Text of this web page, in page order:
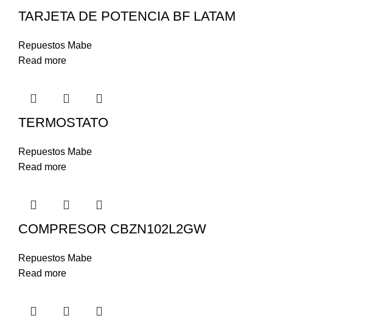
TARJETA DE POTENCIA BF LATAM
Repuestos Mabe
Read more
TERMOSTATO
Repuestos Mabe
Read more
COMPRESOR CBZN102L2GW
Repuestos Mabe
Read more